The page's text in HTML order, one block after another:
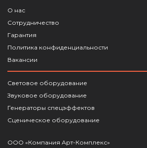
О нас
Сотрудничество
Гарантия
Политика конфиденциальности
Вакансии
Световое оборудование
Звуковое оборудование
Генераторы спецэффектов
Сценическое оборудование
ООО «Компания Арт-Комплекс»